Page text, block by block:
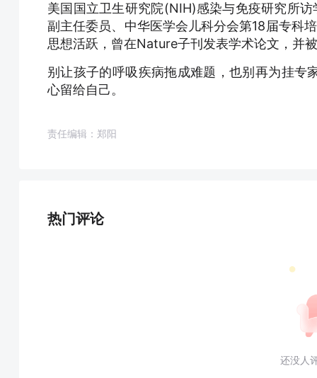
美国国立卫生研究院(NIH)感染与免疫研究所
副主任委员、中华医学会儿科分会第18届专科
思想活跃，曾在Nature子刊发表学术论文，并
别让孩子的呼吸疾病拖成难题，也别再为挂专
心留给自己。
责任编辑：郑阳
热门评论
还没人